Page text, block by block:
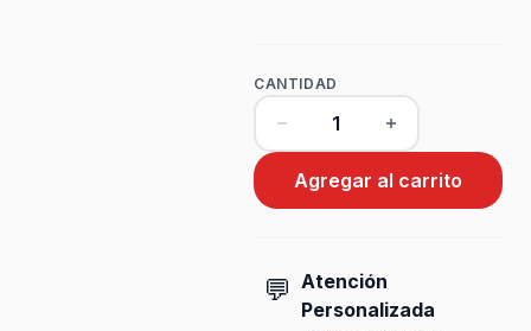
CANTIDAD
Agregar al carrito
💬 Atención
Personalizada